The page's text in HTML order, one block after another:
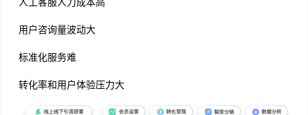
用户咨询量波动大
标准化服务难
转化率和用户体验压力大